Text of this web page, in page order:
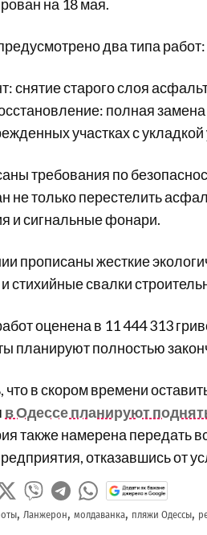
на 18 мая.
два типа работ:
снятие старого слоя
полная
участках с
требования по
не только перестелить
и сигнальные фонари.
прописаны жесткие
стихийные свалки
оценена в 11 444 313
планируют полностью
что в скором времени
в Одессе планируют
также намерена передать
отказавшись от
, Ланжерон, молдаванка, пляжи Одессы,